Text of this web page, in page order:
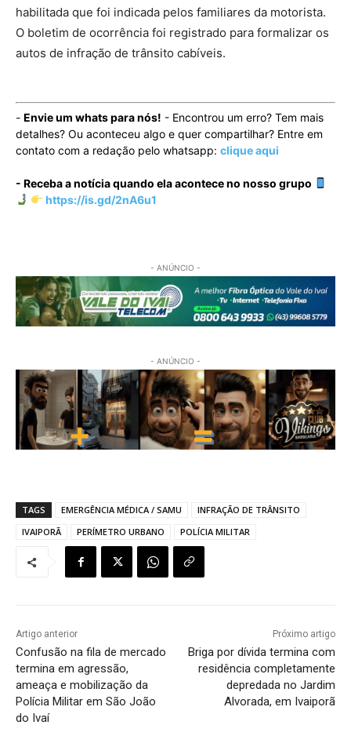
habilitada que foi indicada pelos familiares da motorista.
O boletim de ocorrência foi registrado para formalizar os
autos de infração de trânsito cabíveis.
- Envie um whats para nós! - Encontrou um erro? Tem mais
detalhes? Ou aconteceu algo e quer compartilhar? Entre em
contato com a redação pelo whatsapp: clique aqui
- Receba a notícia quando ela acontece no nosso grupo
https://is.gd/2nA6u1
- ANÚNCIO -
- ANÚNCIO -
TAGS EMERGÊNCIA MÉDICA / SAMU
INFRAÇÃO DE TRÂNSITO
IVAIPORÃ
PERÍMETRO URBANO POLÍCIA MILITAR
Artigo anterior
Confusão na fila de mercado
termina em agressão,
ameaça e mobilização da
Polícia Militar em São João
do Ivaí
Próximo artigo
Briga por dívida termina com
residência completamente
depredada no Jardim
Alvorada, em Ivaiporã